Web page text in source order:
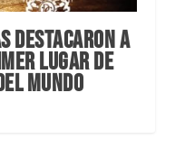
destacaron a
lugar de
mundo